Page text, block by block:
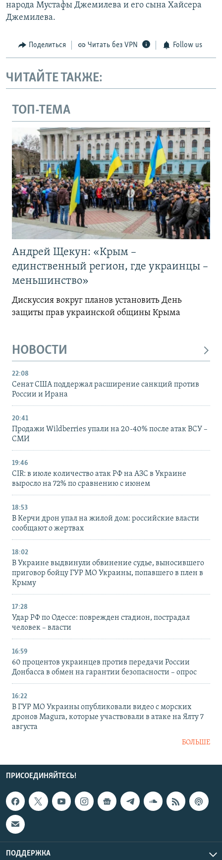
народа Мустафы Джемилева и его сына Хайсера
Джемилева.
Поделиться Читать без VPN Follow us
ЧИТАЙТЕ ТАКЖЕ:
ТОП-ТЕМА
Андрей Щекун: «Крым –
единственный регион, где украинцы –
меньшинство»
Дискуссия вокруг планов установить День
защиты прав украинской общины Крыма
НОВОСТИ
22:08
Сенат США поддержал расширение санкций против
России и Ирана
20:41
Продажи Wildberries упали на 20-40% после атак ВСУ –
СМИ
19:46
CIR: в июле количество атак РФ на АЗС в Украине
выросло на 72% по сравнению с июнем
18:53
В Керчи дрон упал на жилой дом: российские власти
сообщают о жертвах
18:02
В Украине выдвинули обвинение судье, выносившего
приговор бойцу ГУР МО Украины, попавшего в плен в
Крыму
17:28
Удар РФ по Одессе: поврежден стадион, пострадал
человек – власти
16:59
60 процентов украинцев против передачи России
Донбасса в обмен на гарантии безопасности – опрос
16:22
В ГУР МО Украины опубликовали видео с морских
дронов Magura, которые участвовали в атаке на Ялту 7
августа
БОЛЬШЕ
ПРИСОЕДИНЯЙТЕСЬ!
ПОДДЕРЖКА